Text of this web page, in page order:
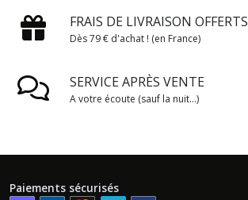
FRAIS DE LIVRAISON OFFERTS
Dès 79 € d'achat ! (en France)
SERVICE APRÈS VENTE
A votre écoute (sauf la nuit...)
Paiements sécurisés